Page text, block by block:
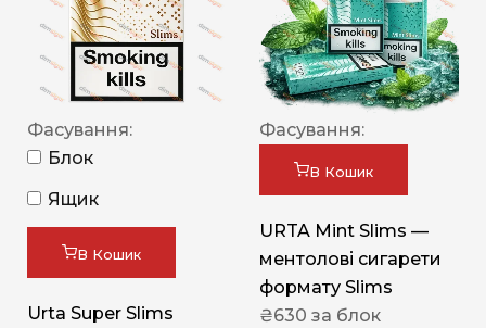
Фасування:
Блок
Ящик
В Кошик
Urta Super Slims
Фасування:
В Кошик
URTA Mint Slims —
ментолові сигарети
формату Slims
₴630 за блок